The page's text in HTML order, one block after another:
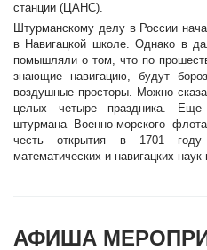
станции (ЦАНС).
Штурманскому делу в России
в Навигацкой школе. Однако в
помышляли о том, что по
знающие навигацию, будут
воздушные просторы. Можно
целых четыре праздника.
штурмана Военно-морского
честь открытия в 1701
математических и навигацких
АФИША